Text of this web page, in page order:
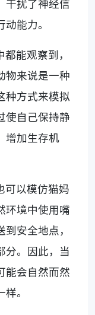
干扰了神经信
能力。
能观察到，
物来说是一种
种方式来模拟
使自己保持静
增加生存机
可以模仿猫妈
环境中使用嘴
安全地点，
分。因此，当
能会自然而然
。